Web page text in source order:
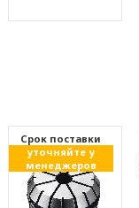
Cрок поставки
уточняйте у
менеджеров